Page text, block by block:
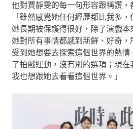
他對賈靜雯的每一句形容跟稱讚，
「雖然感覺她任何經歷都比我多
她長期被保護得很好，除了演戲本
她對所有事情都感到新鮮、好奇
受到她想要去探索這個世界的熱
了拍戲運動，沒有別的選項；現在
我也想跟她去看看這個世界。」